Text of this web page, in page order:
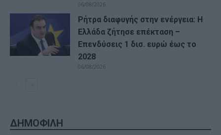
06/08/2026
Ρήτρα διαφυγής στην ενέργεια: Η
Ελλάδα ζήτησε επέκταση –
Επενδύσεις 1 δισ. ευρώ έως το
2028
06/08/2026
ΔΗΜΟΦΙΛΗ